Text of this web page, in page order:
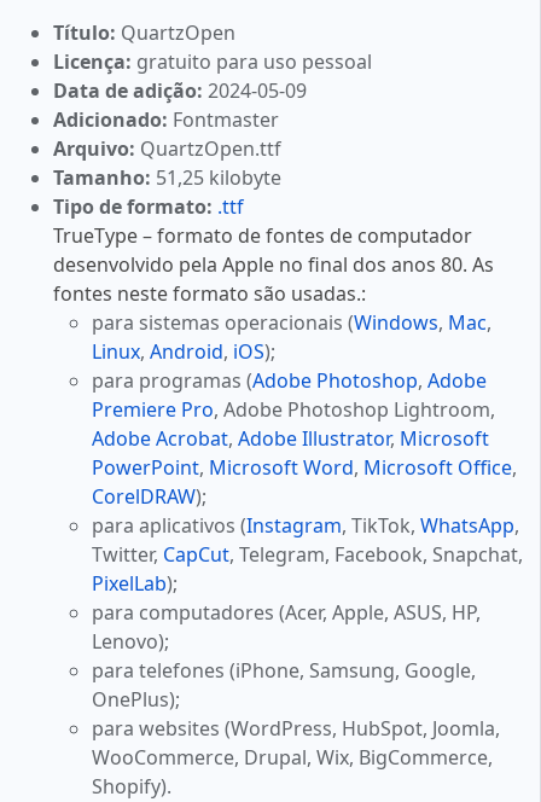
Título: QuartzOpen
Licença: gratuito para uso pessoal
Data de adição: 2024-05-09
Adicionado: Fontmaster
Arquivo: QuartzOpen.ttf
Tamanho: 51,25 kilobyte
Tipo de formato: .ttf
TrueType – formato de fontes de computador
desenvolvido pela Apple no final dos anos 80. As
fontes neste formato são usadas.:
para sistemas operacionais (Windows, Mac,
Linux, Android, iOS);
para programas (Adobe Photoshop, Adobe
Premiere Pro, Adobe Photoshop Lightroom,
Adobe Acrobat, Adobe Illustrator, Microsoft
PowerPoint, Microsoft Word, Microsoft Office,
CorelDRAW);
para aplicativos (Instagram, TikTok, WhatsApp,
Twitter, CapCut, Telegram, Facebook, Snapchat,
PixelLab);
para computadores (Acer, Apple, ASUS, HP,
Lenovo);
para telefones (iPhone, Samsung, Google,
OnePlus);
para websites (WordPress, HubSpot, Joomla,
WooCommerce, Drupal, Wix, BigCommerce,
Shopify).